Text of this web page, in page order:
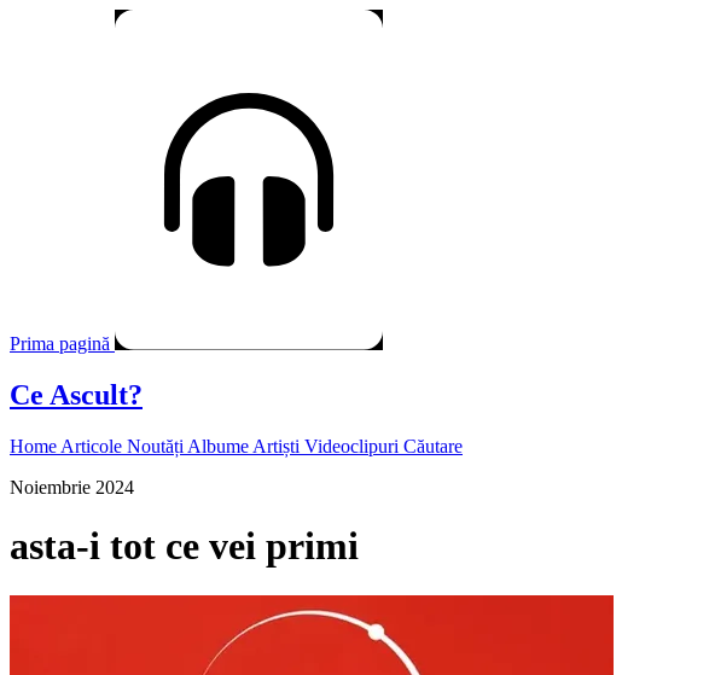
Prima pagină
Ce Ascult?
Home Articole Noutăți Albume Artiști Videoclipuri Căutare
Noiembrie 2024
asta-i tot ce vei primi